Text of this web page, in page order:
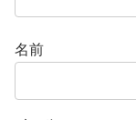
名前